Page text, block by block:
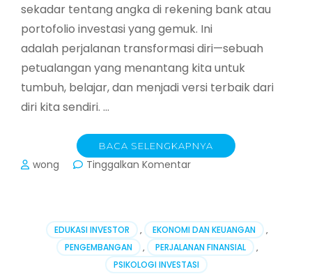
sekadar tentang angka di rekening bank atau
portofolio investasi yang gemuk. Ini
adalah perjalanan transformasi diri—sebuah
petualangan yang menantang kita untuk
tumbuh, belajar, dan menjadi versi terbaik dari
diri kita sendiri. …
BACA SELENGKAPNYA
wong Tinggalkan Komentarpada
di
Jalan
yang
Tak
EDUKASI INVESTOR , EKONOMI DAN KEUANGAN
,
PENGEMBANGAN
, PERJALANAN FINANSIAL
,
PSIKOLOGI INVESTASI